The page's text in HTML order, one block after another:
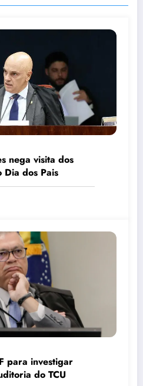
nega visita dos
Dia dos Pais
para investigar
do TCU